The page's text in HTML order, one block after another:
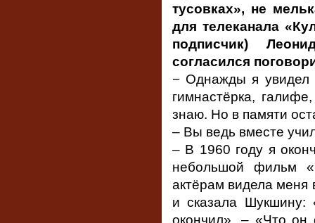
тусовках», не
для телеканала
подписчик)
согласился
− Однажды я увидел
гимнастёрка,
знаю. Но в памяти
– Вы ведь вместе
– В 1960 году я
небольшой фильм
актёрам видела
и сказала Шукшину:
окончил». – «Что